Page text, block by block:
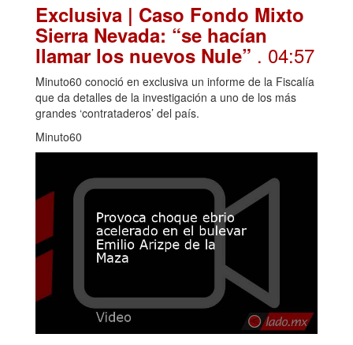
Exclusiva | Caso Fondo Mixto
Sierra Nevada: “se hacían
llamar los nuevos Nule” . 04:57
Minuto60 conoció en exclusiva un informe de la Fiscalía
que da detalles de la investigación a uno de los más
grandes ‘contrataderos’ del país.
Minuto60